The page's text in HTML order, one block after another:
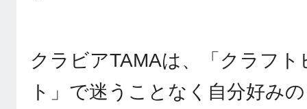
クラビアTAMAは、「クラフ
ト」で迷うことなく自分好み